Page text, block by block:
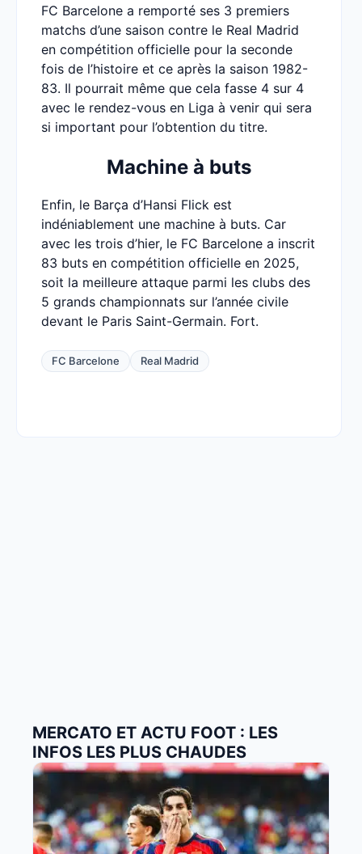
FC Barcelone a remporté ses 3 premiers
matchs d’une saison contre le Real Madrid
en compétition officielle pour la seconde
fois de l’histoire et ce après la saison 1982-
83. Il pourrait même que cela fasse 4 sur 4
avec le rendez-vous en Liga à venir qui sera
si important pour l’obtention du titre.
Machine à buts
Enfin, le Barça d’Hansi Flick est
indéniablement une machine à buts. Car
avec les trois d’hier, le FC Barcelone a inscrit
83 buts en compétition officielle en 2025,
soit la meilleure attaque parmi les clubs des
5 grands championnats sur l’année civile
devant le Paris Saint-Germain. Fort.
FC Barcelone Real Madrid
MERCATO ET ACTU FOOT : LES
INFOS LES PLUS CHAUDES